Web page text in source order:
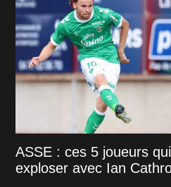
ASSE : ces 5 joueurs
exploser avec Ian